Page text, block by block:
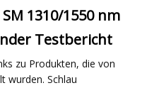
1310/1550 nm
Testbericht
zu Produkten, die von
wurden. Schlau